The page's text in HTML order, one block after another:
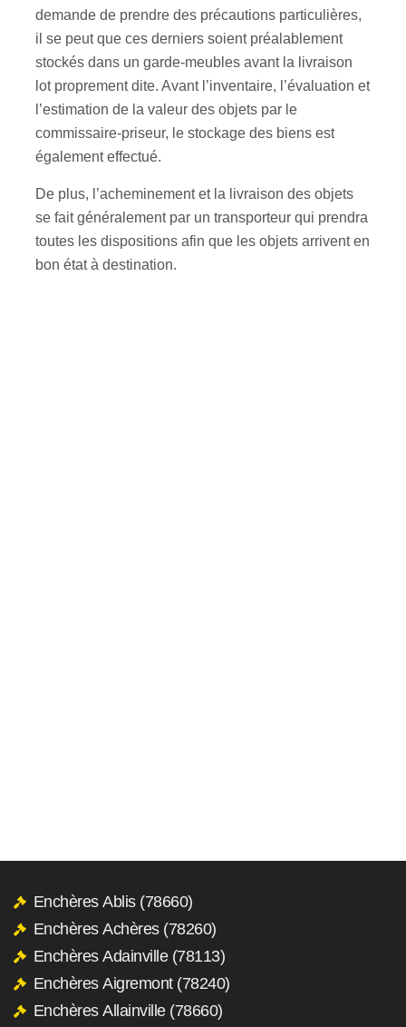
demande de prendre des précautions particulières,
il se peut que ces derniers soient préalablement
stockés dans un garde-meubles avant la livraison
lot proprement dite. Avant l’inventaire, l’évaluation et
l’estimation de la valeur des objets par le
commissaire-priseur, le stockage des biens est
également effectué.
De plus, l’acheminement et la livraison des objets
se fait généralement par un transporteur qui prendra
toutes les dispositions afin que les objets arrivent en
bon état à destination.
Enchères Ablis (78660)
Enchères Achères (78260)
Enchères Adainville (78113)
Enchères Aigremont (78240)
Enchères Allainville (78660)